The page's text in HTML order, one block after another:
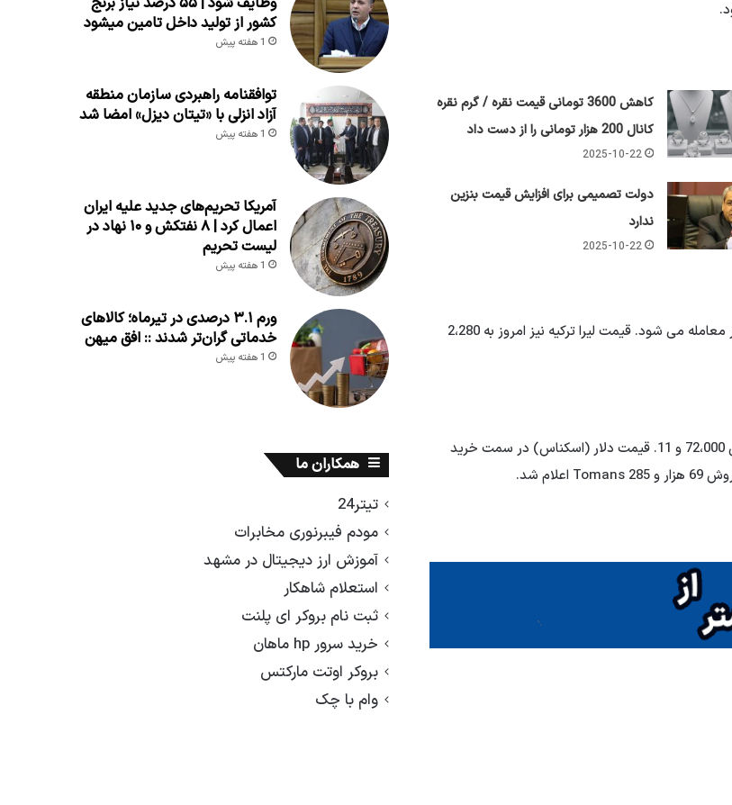
کاهش 3600 تومانی قیمت نقره / گرم نقره
کانال 200 هزار تومانی را از دست داد
2025-10-22
دولت تصمیمی برای افزایش قیمت بنزین
ندارد
2025-10-22
امروزه دینار عراق نیز سقوط می کند ، و 100 تجارت دینار عراق با 7،200 دلار معامله می شود. قیمت لیرا ترکیه نیز امروز به 2،280
قیمت توافق نامه دلار امروز سه شنبه ، 21 21. مرداد 1404 در صفحه فروش 72،000 و 11. قیمت دلار (اسکناس) در سمت خرید
کشور از تولید داخل تامین میشود
1 هفته پیش
توافقنامه راهبردی سازمان منطقه
آزاد انزلی با «تیتان دیزل» امضا شد
1 هفته پیش
آمریکا تحریم‌های جدید علیه ایران
اعمال کرد | ۸ نفتکش و ۱۰ نهاد در
لیست تحریم
1 هفته پیش
ورم ۳.۱ درصدی در تیرماه؛ کالاهای
خدماتی گران‌تر شدند :: افق میهن
1 هفته پیش
همکاران ما
تیتر24
مودم فیبرنوری مخابرات
آموزش ارز دیجیتال در مشهد
استعلام شاهکار
ثبت نام بروکر ای پلنت
خرید سرور hp ماهان
بروکر اوتت مارکتس
وام با چک